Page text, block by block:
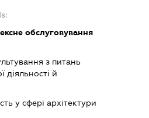
обслуговування
з питань
діяльності й
у сфері архітектури